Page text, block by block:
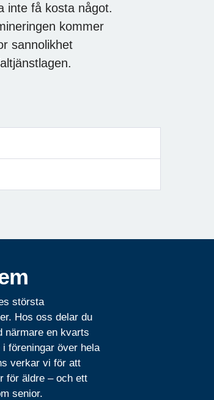
inte få kosta något.
kommer
sannolikhet
största
Hos oss delar du
närmare en kvarts
föreningar över hela
verkar vi för att
för äldre – och ett
senior.